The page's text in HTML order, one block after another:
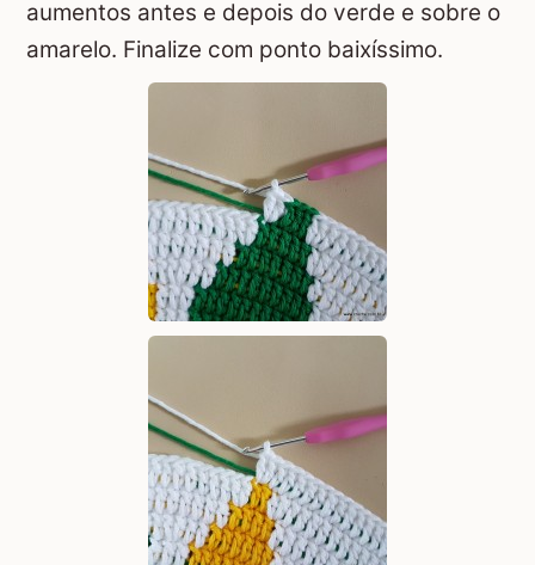
aumentos antes e depois do verde e sobre o
amarelo. Finalize com ponto baixíssimo.